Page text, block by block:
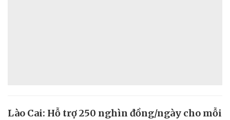
Lào Cai: Hỗ trợ 250 nghìn đồng/ngày cho mỗi